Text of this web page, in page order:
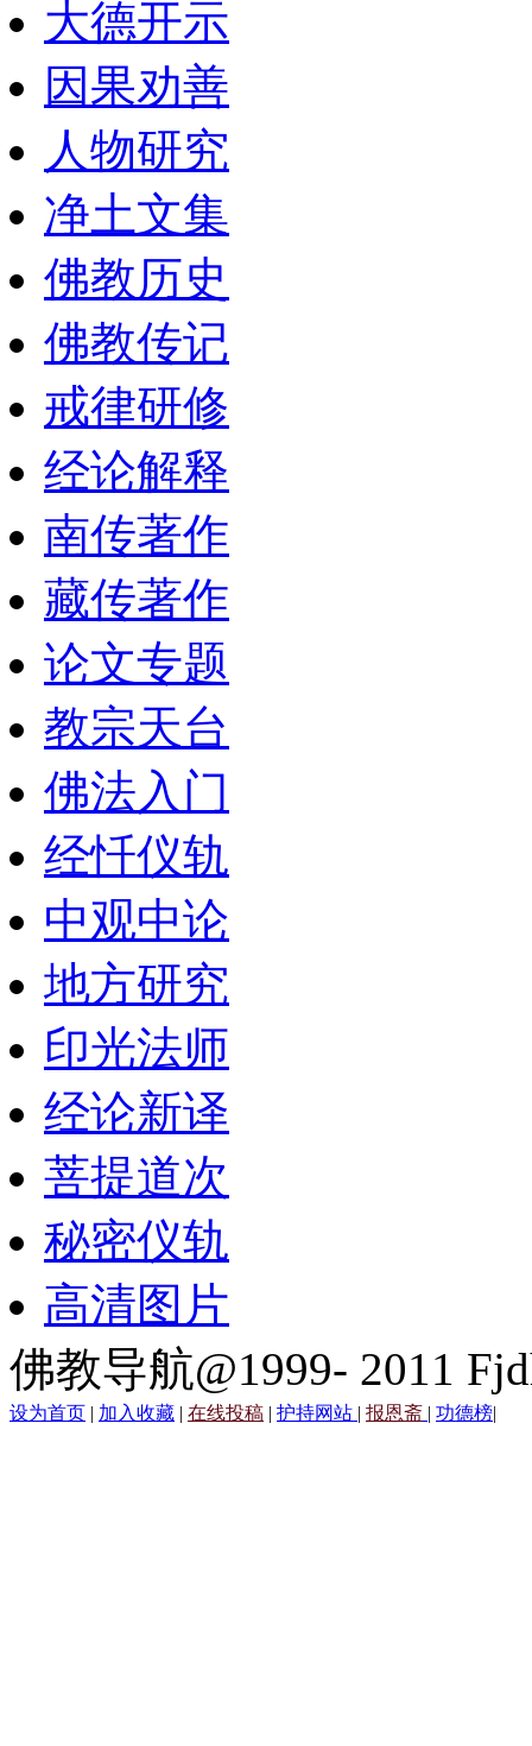
大德开示
因果劝善
人物研究
净土文集
佛教历史
佛教传记
戒律研修
经论解释
南传著作
藏传著作
论文专题
教宗天台
佛法入门
经忏仪轨
中观中论
地方研究
印光法师
经论新译
菩提道次
秘密仪轨
高清图片
佛教导航@1999- 2011
设为首页 | 加入收藏 | 在线投稿 | 护持网站 | 报恩斋 | 功德榜|